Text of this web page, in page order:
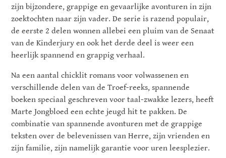
zijn bijzondere, grappige en gevaarlijke avonturen in zijn
zoektochten naar zijn vader. De serie is razend populair,
de eerste 2 delen wonnen allebei een pluim van de Senaat
van de Kinderjury en ook het derde deel is weer een
heerlijk spannend en grappig verhaal.
Na een aantal chicklit romans voor volwassenen en
verschillende delen van de Troef-reeks, spannende
boeken speciaal geschreven voor taal-zwakke lezers, heeft
Marte Jongbloed een echte jeugd hit te pakken. De
combinatie van spannende avonturen met de grappige
teksten over de belevenissen van Herre, zijn vrienden en
zijn familie, zijn namelijk garantie voor uren leesplezier.